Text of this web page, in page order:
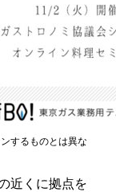
するものとは異な
近くに拠点を